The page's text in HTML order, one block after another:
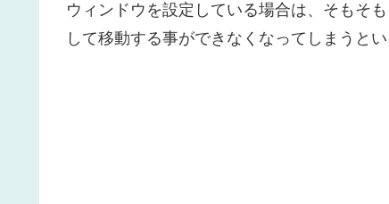
ウィンドウを設定している場合は、そもそ
して移動する事ができなくなってしまうとい